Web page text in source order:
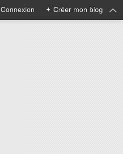
Connexion + Créer mon blog